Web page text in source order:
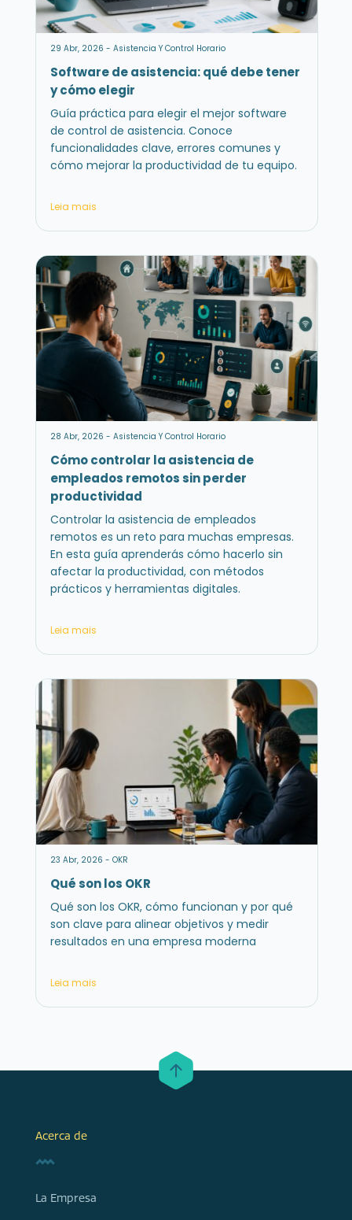
29 Abr, 2026 - Asistencia Y Control Horario
Software de asistencia: qué debe tener
y cómo elegir
Guía práctica para elegir el mejor software
de control de asistencia. Conoce
funcionalidades clave, errores comunes y
cómo mejorar la productividad de tu equipo.
Leia mais
28 Abr, 2026 - Asistencia Y Control Horario
Cómo controlar la asistencia de
empleados remotos sin perder
productividad
Controlar la asistencia de empleados
remotos es un reto para muchas empresas.
En esta guía aprenderás cómo hacerlo sin
afectar la productividad, con métodos
prácticos y herramientas digitales.
Leia mais
23 Abr, 2026 - OKR
Qué son los OKR
Qué son los OKR, cómo funcionan y por qué
son clave para alinear objetivos y medir
resultados en una empresa moderna
Leia mais
Acerca de
La Empresa